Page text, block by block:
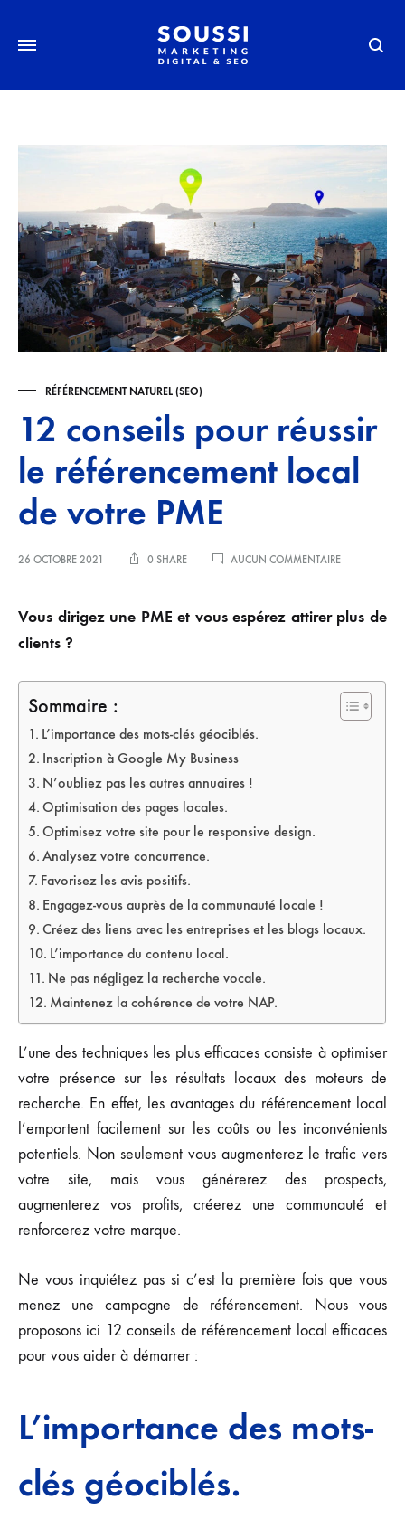
RÉFÉRENCEMENT NATUREL (SEO)
12 conseils pour réussir
le référencement local
de votre PME
26 OCTOBRE 2021 0 SHARE AUCUN COMMENTAIRESUR
POUR
RÉUSSIR
DE
VOTRE
PME
Vous dirigez une PME et vous espérez attirer plus de
clients ?
Sommaire :
L’importance des mots-clés géociblés.
Inscription à Google My Business
N’oubliez pas les autres annuaires !
Optimisation des pages locales.
Optimisez votre site pour le responsive design.
Analysez votre concurrence.
Favorisez les avis positifs.
Engagez-vous auprès de la communauté locale !
Créez des liens avec les entreprises et les blogs locaux.
L’importance du contenu local.
Ne pas négligez la recherche vocale.
Maintenez la cohérence de votre NAP.
L’une des techniques les plus efficaces consiste à optimiser
votre présence sur les résultats locaux des moteurs de
recherche. En effet, les avantages du référencement local
l’emportent facilement sur les coûts ou les inconvénients
potentiels. Non seulement vous augmenterez le trafic vers
votre site, mais vous générerez des prospects,
augmenterez vos profits, créerez une communauté et
renforcerez votre marque.
Ne vous inquiétez pas si c’est la première fois que vous
menez une campagne de référencement. Nous vous
proposons ici 12 conseils de référencement local efficaces
pour vous aider à démarrer :
L’importance des mots-
clés géociblés.